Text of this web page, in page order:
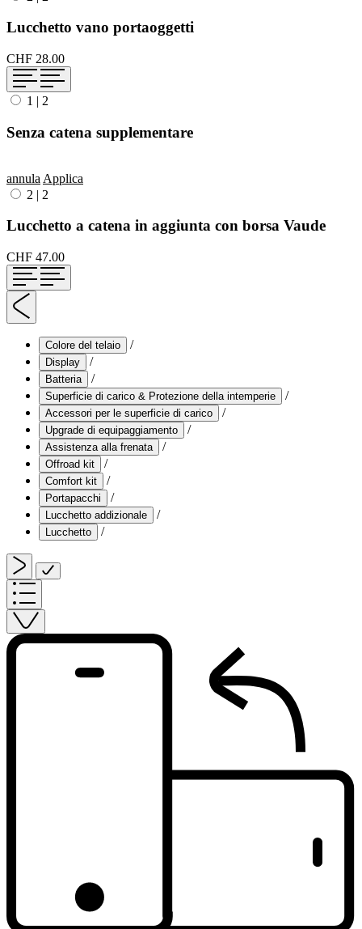
Lucchetto vano portaoggetti
CHF 28.00
1 | 2
Senza catena supplementare
annula Applica
2 | 2
Lucchetto a catena in aggiunta con borsa Vaude
CHF 47.00
Colore del telaio /
Display /
Batteria /
Superficie di carico & Protezione della intemperie /
Accessori per le superficie di carico /
Upgrade di equipaggiamento /
Assistenza alla frenata /
Offroad kit /
Comfort kit /
Portapacchi /
Lucchetto addizionale /
Lucchetto /